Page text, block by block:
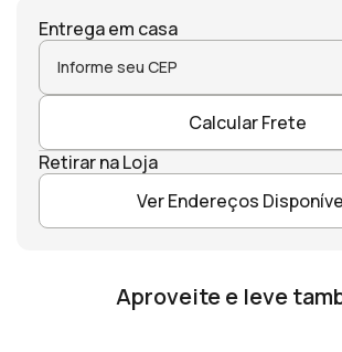
Entrega em casa
Calcular Frete
Retirar na Loja
Ver Endereços
Aproveite e leve